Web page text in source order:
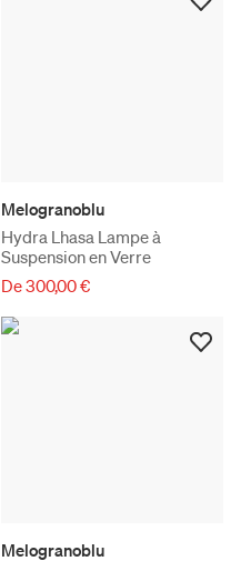
Melogranoblu
Hydra Lhasa Lampe à
Suspension en Verre
De 300,00 €
Melogranoblu